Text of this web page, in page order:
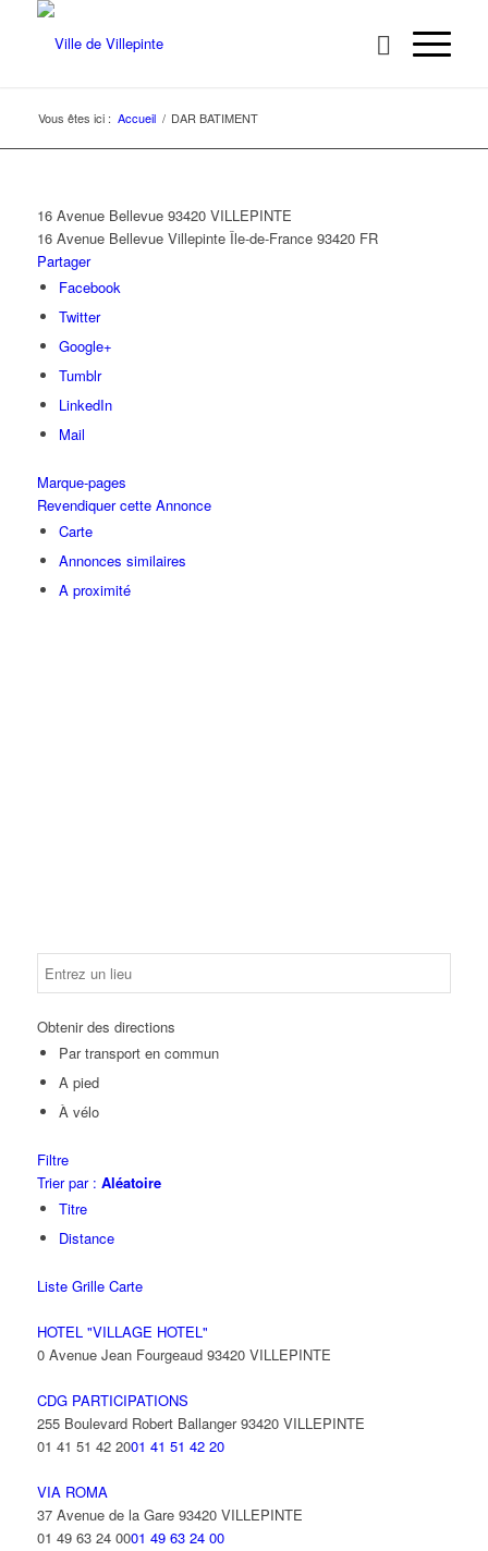
Vous êtes ici : Accueil / DAR BATIMENT
16 Avenue Bellevue 93420 VILLEPINTE
16 Avenue Bellevue Villepinte Île-de-France 93420 FR
Partager
Facebook
Twitter
Google+
Tumblr
LinkedIn
Mail
Marque-pages
Revendiquer cette Annonce
Carte
Annonces similaires
A proximité
Obtenir des directions
Par transport en commun
A pied
À vélo
Filtre
Trier par : Aléatoire
Titre
Distance
Liste Grille Carte
HOTEL "VILLAGE HOTEL"
0 Avenue Jean Fourgeaud 93420 VILLEPINTE
CDG PARTICIPATIONS
255 Boulevard Robert Ballanger 93420 VILLEPINTE
01 41 51 42 2001 41 51 42 20
VIA ROMA
37 Avenue de la Gare 93420 VILLEPINTE
01 49 63 24 0001 49 63 24 00